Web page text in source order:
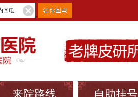
来院路线 自助挂号